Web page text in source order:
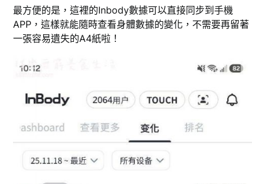
最方便的是，這裡的Inbody數據可以直接同步到手機
APP，這樣就能隨時查看身體數據的變化，不需要再留著
一張容易遺失的A4紙啦！